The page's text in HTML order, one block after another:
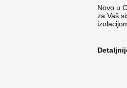
Novo u
za Vaš